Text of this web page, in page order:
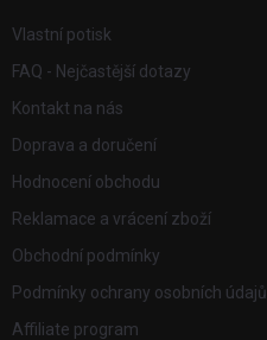
Vlastní potisk
FAQ - Nejčastější dotazy
Kontakt na nás
Doprava a doručení
Hodnocení obchodu
Reklamace a vrácení zboží
Obchodní podmínky
Podmínky ochrany osobních údajů
Affiliate program